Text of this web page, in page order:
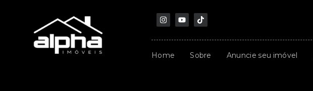
Home Sobre Anuncie seu imóvel